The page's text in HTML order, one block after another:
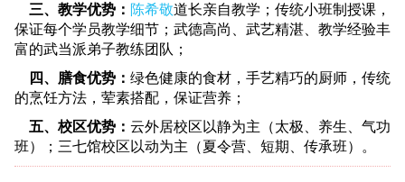
三、教学优势： 陈希敬道长亲自教学；传统小班制授课，
保证每个学员教学细节；武德高尚、武艺精湛、教学经验丰
富的武当派弟子教练团队；
四、膳食优势： 绿色健康的食材，手艺精巧的厨师，传统
的烹饪方法，荤素搭配，保证营养；
五、校区优势： 云外居校区以静为主（太极、养生、气功
班）；三七馆校区以动为主（夏令营、短期、传承班）。